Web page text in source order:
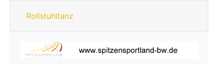
Rollstuhltanz